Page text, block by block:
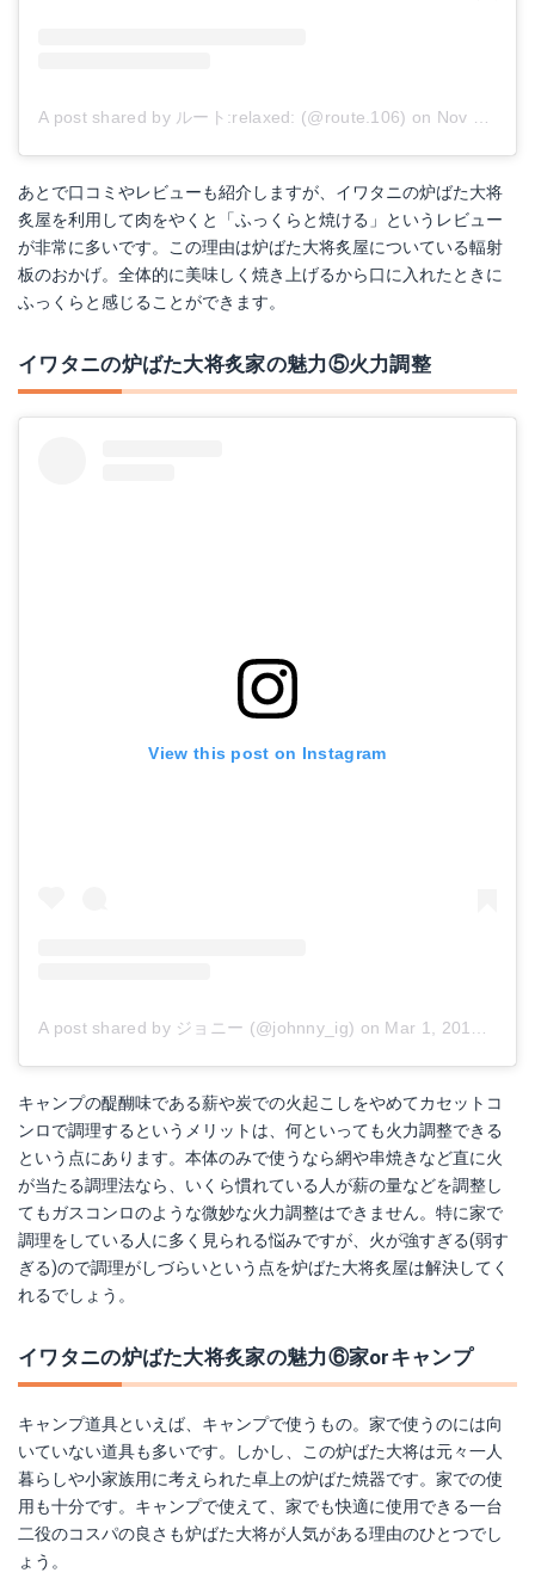
A post shared by ルート:relaxed:︎ (@route.106) on Nov 30, 2017 at 6:46pm PST
あとで口コミやレビューも紹介しますが、イワタニの炉ばた大将
炙屋を利用して肉をやくと「ふっくらと焼ける」というレビュー
が非常に多いです。この理由は炉ばた大将炙屋についている輻射
板のおかげ。全体的に美味しく焼き上げるから口に入れたときに
ふっくらと感じることができます。
イワタニの炉ばた大将炙家の魅力⑤火力調整
View this post on Instagram
A post shared by ジョニー (@johnny_ig) on Mar 1, 2018 at 5:06am PST
キャンプの醍醐味である薪や炭での火起こしをやめてカセットコ
ンロで調理するというメリットは、何といっても火力調整できる
という点にあります。本体のみで使うなら網や串焼きなど直に火
が当たる調理法なら、いくら慣れている人が薪の量などを調整し
てもガスコンロのような微妙な火力調整はできません。特に家で
調理をしている人に多く見られる悩みですが、火が強すぎる(弱す
ぎる)ので調理がしづらいという点を炉ばた大将炙屋は解決してく
れるでしょう。
イワタニの炉ばた大将炙家の魅力⑥家orキャンプ
キャンプ道具といえば、キャンプで使うもの。家で使うのには向
いていない道具も多いです。しかし、この炉ばた大将は元々一人
暮らしや小家族用に考えられた卓上の炉ばた焼器です。家での使
用も十分です。キャンプで使えて、家でも快適に使用できる一台
二役のコスパの良さも炉ばた大将が人気がある理由のひとつでし
ょう。